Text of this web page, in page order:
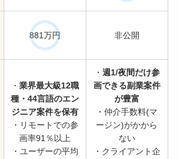
881万円 非公開
・ 業界最大級12職
種・44言語のエン
ジニア案件を保有
・リモートでの参
画率91％以上
・ユーザーの平均
・ 週1/夜間だけ参
画できる副業案件
が豊富
・仲介手数料(マ
ージン)がかから
ない
・クライアント企